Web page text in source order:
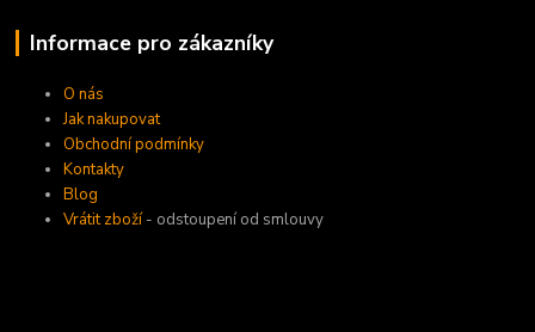
Informace pro zákazníky
O nás
Jak nakupovat
Obchodní podmínky
Kontakty
Blog
Vrátit zboží- odstoupení od smlouvy